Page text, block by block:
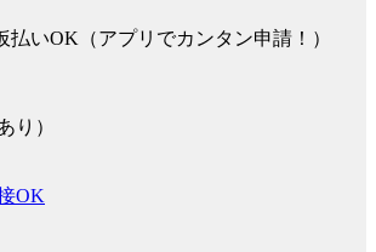
払いOK（アプリでカンタン申請！）
り）
OK